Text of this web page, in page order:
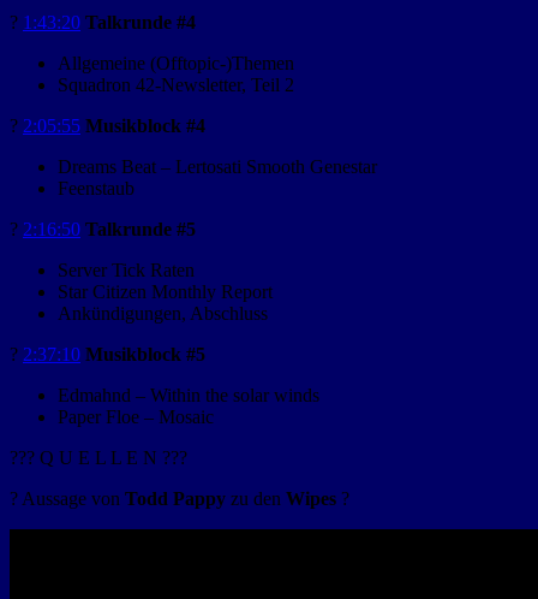
?️ 1:43:20 Talkrunde #4
Allgemeine (Offtopic-)Themen
Squadron 42-Newsletter, Teil 2
? 2:05:55 Musikblock #4
Dreams Beat – Lertosati Smooth Genestar
Feenstaub
?️ 2:16:50 Talkrunde #5
Server Tick Raten
Star Citizen Monthly Report
Ankündigungen, Abschluss
? 2:37:10 Musikblock #5
Edmahnd – Within the solar winds
Paper Floe – Mosaic
??? Q U E L L E N ???
? Aussage von Todd Pappy zu den Wipes ?